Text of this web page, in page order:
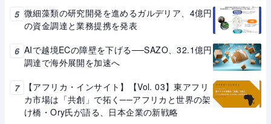
5 微細藻類の研究開発を進めるガルデリア、4億円
の資金調達と業務提携を発表
6 AIで越境ECの障壁を下げる──SAZO、32.1億円
調達で海外展開を加速へ
7
【アフリカ・インサイト】【Vol. 03】東アフリ
カ市場は「共創」で拓く──アフリカと世界の架
け橋・Ory氏が語る、日本企業の新戦略